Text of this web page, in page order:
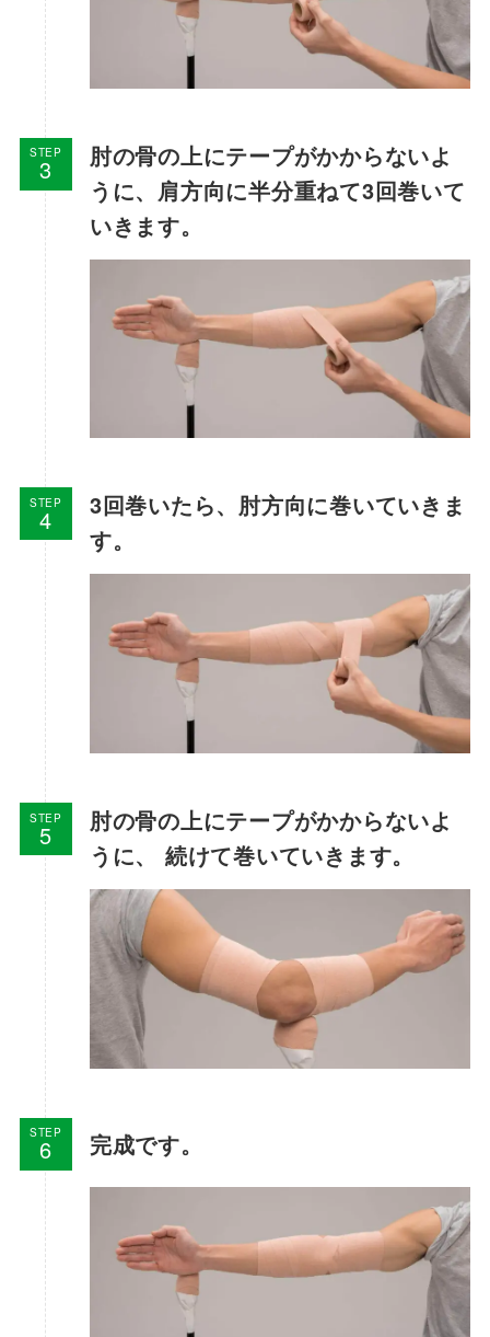
STEP
肘の骨の上にテープがかからないよ
うに、肩方向に半分重ねて3回巻いて
いきます。
STEP
3回巻いたら、肘方向に巻いていきま
す。
STEP
肘の骨の上にテープがかからないよ
うに、 続けて巻いていきます。
STEP 完成です。